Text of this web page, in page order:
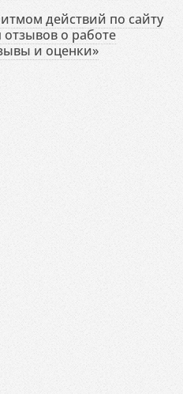
действий по сайту
о работе
и оценки»